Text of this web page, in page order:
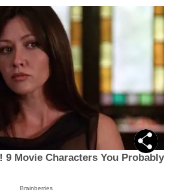
9 Movie Characters You Probably
Brainberries